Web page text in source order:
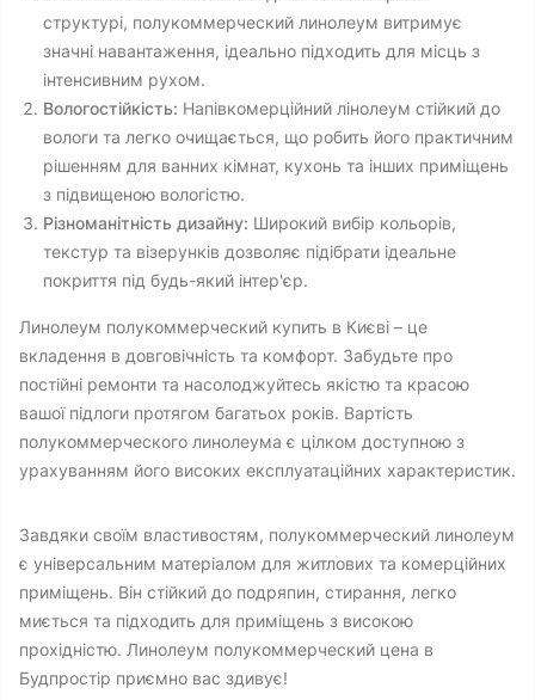
структурі, полукоммерческий линолеум витримує
значні навантаження, ідеально підходить для місць з
інтенсивним рухом.
Вологостійкість: Напівкомерційний лінолеум стійкий до
вологи та легко очищається, що робить його практичним
рішенням для ванних кімнат, кухонь та інших приміщень
з підвищеною вологістю.
Різноманітність дизайну: Широкий вибір кольорів,
текстур та візерунків дозволяє підібрати ідеальне
покриття під будь-який інтер'єр.
Линолеум полукоммерческий купить в Києві – це
вкладення в довговічність та комфорт. Забудьте про
постійні ремонти та насолоджуйтесь якістю та красою
вашої підлоги протягом багатьох років. Вартість
полукоммерческого линолеума є цілком доступною з
урахуванням його високих експлуатаційних характеристик.
Завдяки своїм властивостям, полукоммерческий линолеум
є універсальним матеріалом для житлових та комерційних
приміщень. Він стійкий до подряпин, стирання, легко
миється та підходить для приміщень з високою
прохідністю. Линолеум полукоммерческий цена в
Будпростір приємно вас здивує!